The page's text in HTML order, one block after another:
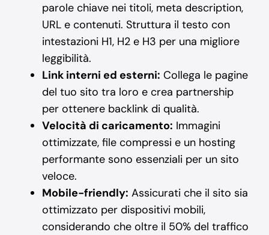
parole chiave nei titoli, meta description,
URL e contenuti. Struttura il testo con
intestazioni H1, H2 e H3 per una migliore
leggibilità.
Link interni ed esterni: Collega le pagine
del tuo sito tra loro e crea partnership
per ottenere backlink di qualità.
Velocità di caricamento: Immagini
ottimizzate, file compressi e un hosting
performante sono essenziali per un sito
veloce.
Mobile-friendly: Assicurati che il sito sia
ottimizzato per dispositivi mobili,
considerando che oltre il 50% del traffico